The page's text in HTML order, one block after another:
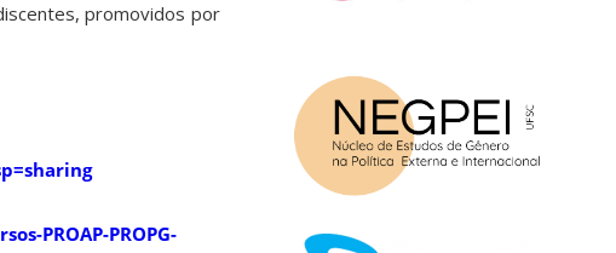
promovidos por
PROAP-PROPG-